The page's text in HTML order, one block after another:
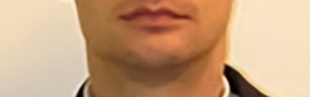
Секція хімічних і біологічних наук
Секція суспільних і гуманітарних наук
Установи при Президії
Ради, комітети та комісії